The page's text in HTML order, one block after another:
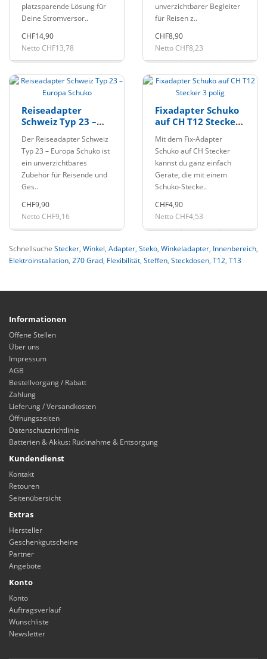
platzsparende Lösung für
Deine Stromversor..
CHF14,90
Netto CHF13,78
unverzichtbarer Begleiter
für Reisen z..
CHF8,90
Netto CHF8,23
Reiseadapter
Schweiz Typ 23 –
Der Reiseadapter Schweiz
Typ 23 – Europa Schuko ist
ein unverzichtbares
Zubehör für Reisende und
Ges..
CHF9,90
Netto CHF9,16
Fixadapter Schuko
auf CH T12 Stecker
Mit dem Fix-Adapter
Schuko auf CH Stecker
kannst du ganz einfach
Geräte, die mit einem
Schuko-Stecke..
CHF4,90
Netto CHF4,53
Schnellsuche Stecker, Winkel, Adapter, Steko, Winkeladapter, Innenbereich,
Elektroinstallation, 270 Grad, Flexibilität, Steffen, Steckdosen, T12, T13
Informationen
Offene Stellen
Über uns
Impressum
AGB
Bestellvorgang / Rabatt
Zahlung
Lieferung / Versandkosten
Öffnungszeiten
Datenschutzrichtlinie
Batterien & Akkus: Rücknahme & Entsorgung
Kundendienst
Kontakt
Retouren
Seitenübersicht
Extras
Hersteller
Geschenkgutscheine
Partner
Angebote
Konto
Konto
Auftragsverlauf
Wunschliste
Newsletter